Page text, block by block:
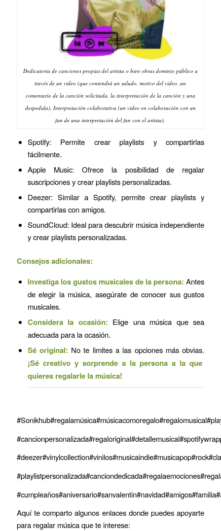
Dedicatoria de canciones propias del artista o bien obras dominio público a
través de un video (que contendrá un saludo, motivo del video, un
comentario de la canción solicitada, la interpretación de la canción y una
despedida). Interpretación colaborativa (un video en colaboración con un
fan de una interpretación del fan con el artista).
Spotify: Permite crear playlists y compartirlas
fácilmente.
Apple Music: Ofrece la posibilidad de regalar
suscripciones y crear playlists personalizadas.
Deezer: Similar a Spotify, permite crear playlists y
compartirlas con amigos.
SoundCloud: Ideal para descubrir música independiente
y crear playlists personalizadas.
Consejos adicionales:
Investiga los gustos musicales de la persona: Antes
de elegir la música, asegúrate de conocer sus gustos
musicales.
Considera la ocasión: Elige una música que sea
adecuada para la ocasión.
Sé original: No te limites a las opciones más obvias.
¡Sé creativo y sorprende a la persona a la que
quieres regalarle la música!
Aquí te comparto algunos enlaces donde puedes apoyarte
para regalar música que te interese: